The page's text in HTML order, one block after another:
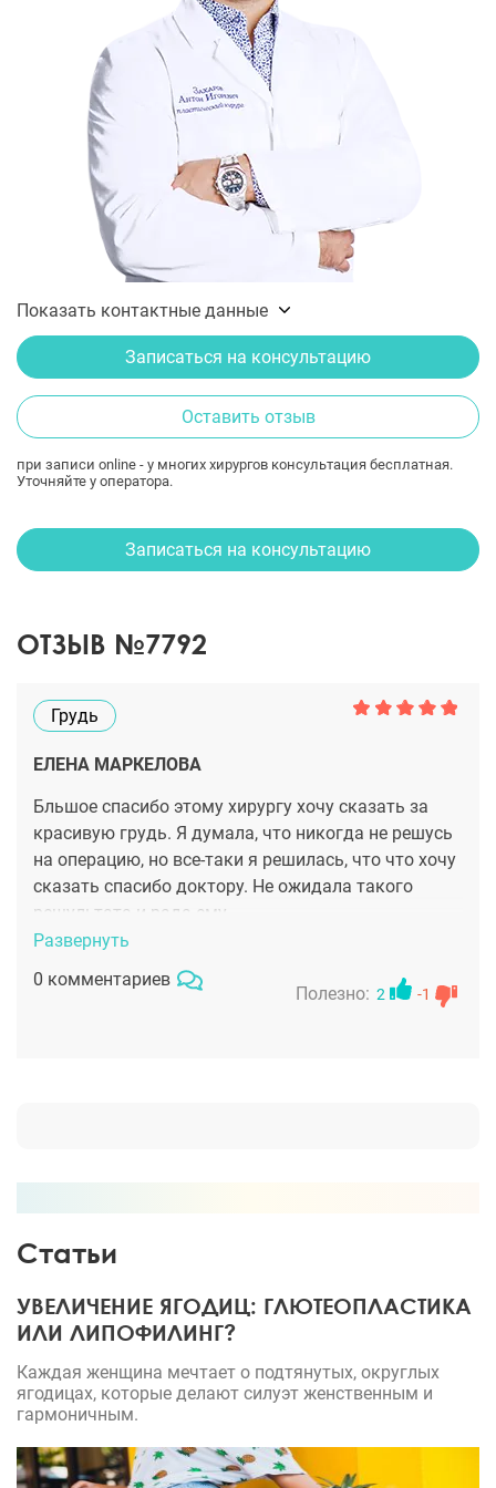
Показать контактные данные
Записаться на консультацию
Оставить отзыв
при записи online - у многих хирургов консультация бесплатная.
Уточняйте у оператора.
Записаться на консультацию
ОТЗЫВ №7792
Грудь
ЕЛЕНА МАРКЕЛОВА
Бльшое спасибо этому хирургу хочу сказать за
красивую грудь. Я думала, что никогда не решусь
на операцию, но все-таки я решилась, что что хочу
сказать спасибо доктору. Не ожидала такого
рещультата и рада ему.
Развернуть
0 комментариев
Полезно: 2 -1
Статьи
УВЕЛИЧЕНИЕ ЯГОДИЦ: ГЛЮТЕОПЛАСТИКА
ИЛИ ЛИПОФИЛИНГ?
Каждая женщина мечтает о подтянутых, округлых
ягодицах, которые делают силуэт женственным и
гармоничным.